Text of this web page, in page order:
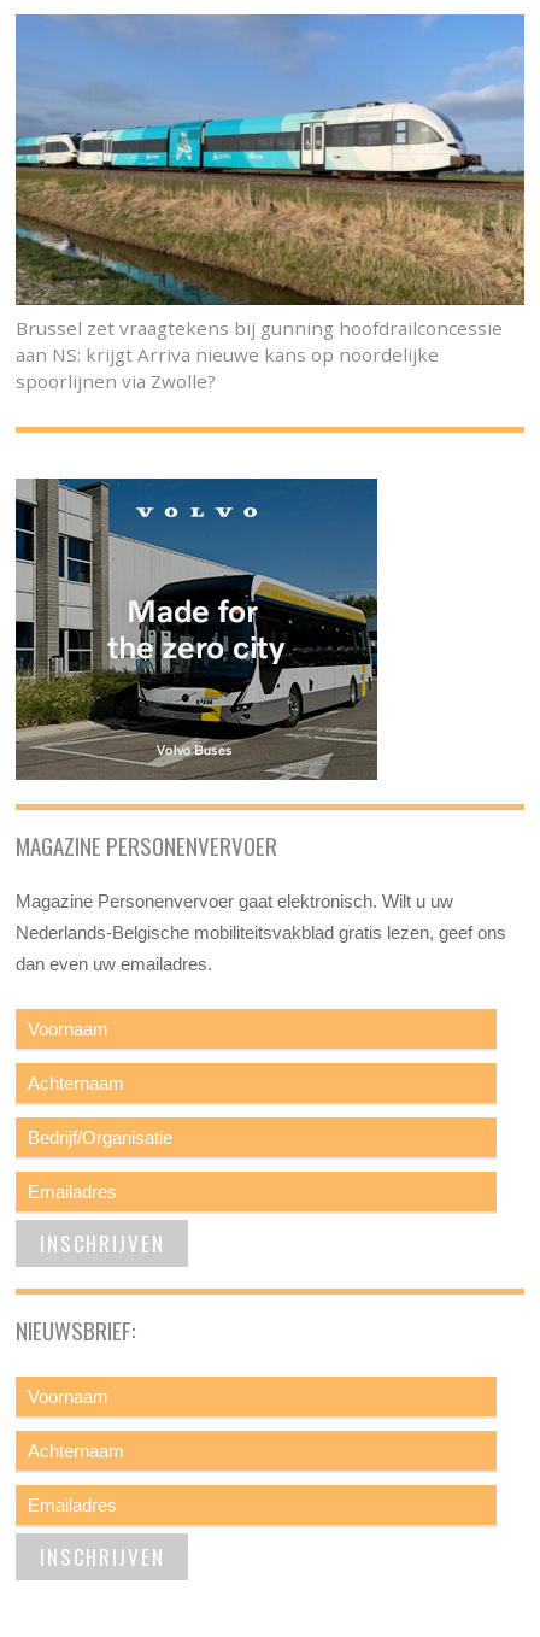
Brussel zet vraagtekens bij gunning hoofdrailconcessie
aan NS: krijgt Arriva nieuwe kans op noordelijke
spoorlijnen via Zwolle?
MAGAZINE PERSONENVERVOER
Magazine Personenvervoer gaat elektronisch. Wilt u uw
Nederlands-Belgische mobiliteitsvakblad gratis lezen, geef ons
dan even uw emailadres.
NIEUWSBRIEF: